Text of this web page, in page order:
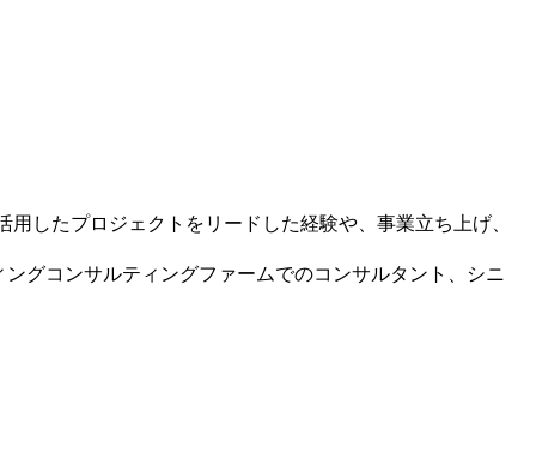
したプロジェクトをリードした経験や、事業立ち上げ、
グコンサルティングファームでのコンサルタント、シニ